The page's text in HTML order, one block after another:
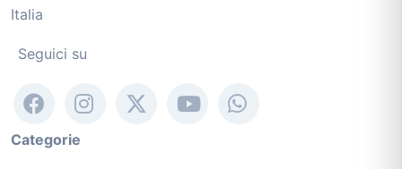
Italia
Seguici su
Categorie